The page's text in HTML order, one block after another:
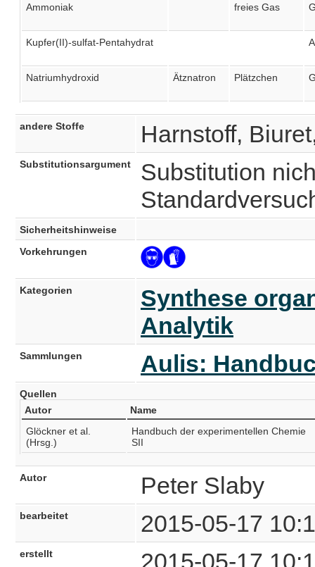
Ammoniak
freies Gas
Kupfer(II)-sulfat-Pentahydrat
Natriumhydroxid Ätznatron Plätzchen
andere Stoffe Harnstoff,
Substitutionsargument
Substitution
Sicherheitshinweise
Vorkehrungen
Kategorien
Synthese
Analytik
Sammlungen Aulis:
Quellen
Autor
Name
Glöckner et al.
(Hrsg.)
Handbuch der experimentellen Chemie
SII
Autor Peter Slaby
bearbeitet 2015-05-17
erstellt 2015-05-17